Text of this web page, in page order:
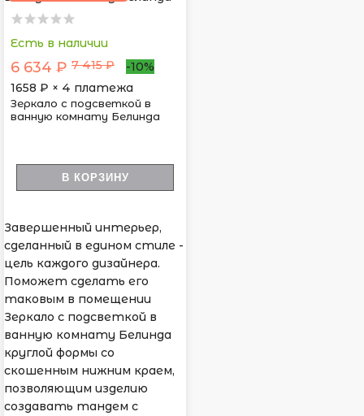
Есть в наличии
6 634 ₽ 7 415 ₽
-10%
1658 ₽ × 4 платежа
Зеркало с подсветкой в
ванную комнату Белинда
В КОРЗИНУ
Завершенный интерьер,
сделанный в едином стиле -
цель каждого дизайнера.
Поможет сделать его
таковым в помещении
Зеркало с подсветкой в
ванную комнату Белинда
круглой формы со
скошенным нижним краем,
позволяющим изделию
создавать тандем с